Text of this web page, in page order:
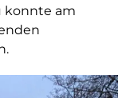
konnte am